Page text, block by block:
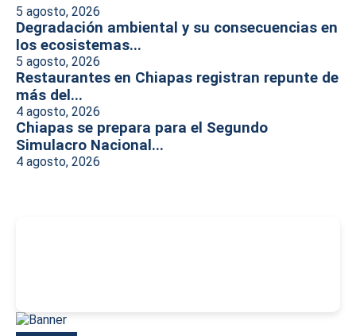
5 agosto, 2026
Degradación ambiental y su consecuencias en
los ecosistemas...
5 agosto, 2026
Restaurantes en Chiapas registran repunte de
más del...
4 agosto, 2026
Chiapas se prepara para el Segundo
Simulacro Nacional...
4 agosto, 2026